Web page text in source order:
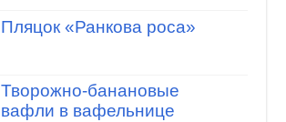
Пляцок «Ранкова роса»
Творожно-банановые
вафли в вафельнице